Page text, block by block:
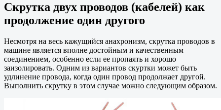
Скрутка двух проводов (кабелей) как
продолжение один другого
Несмотря на весь кажущийся анахронизм, скрутка проводов в
машине является вполне достойным и качественным
соединением, особенно если ее пропаять и хорошо
заизолировать. Одним из вариантов скуртки может быть
удлинение провода, когда один провод продолжает другой.
Выполнить скрутку в этом случае можно следующим образом.